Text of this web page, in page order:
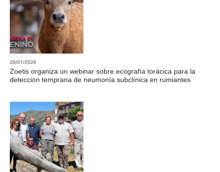
20/07/2026
Zoetis organiza un webinar sobre ecografía torácica para la
detección temprana de neumonía subclínica en rumiantes